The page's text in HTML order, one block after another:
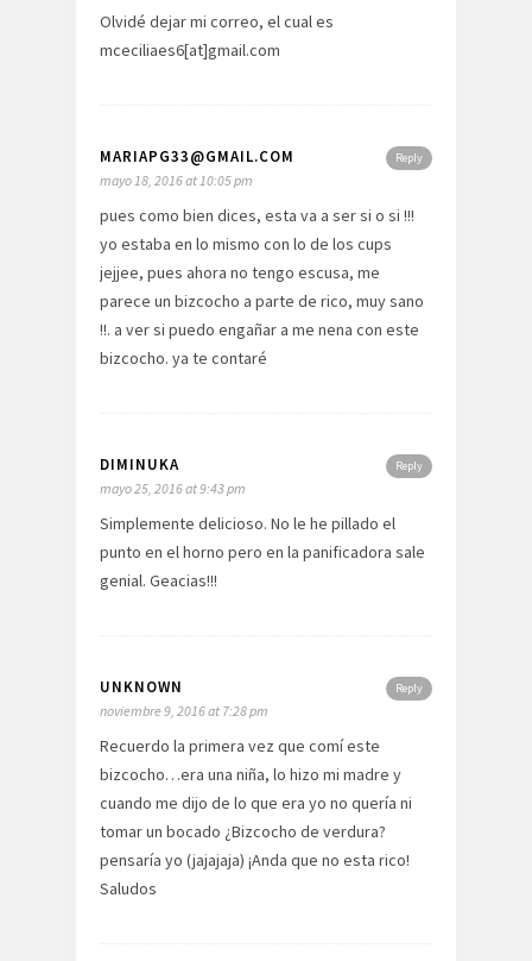
Olvidé dejar mi correo, el cual es
mceciliaes6[at]gmail.com
Reply
MARIAPG33@GMAIL.COM
mayo 18, 2016 at 10:05 pm
pues como bien dices, esta va a ser si o si !!!
yo estaba en lo mismo con lo de los cups
jejjee, pues ahora no tengo escusa, me
parece un bizcocho a parte de rico, muy sano
!!. a ver si puedo engañar a me nena con este
bizcocho. ya te contaré
Reply
DIMINUKA
mayo 25, 2016 at 9:43 pm
Simplemente delicioso. No le he pillado el
punto en el horno pero en la panificadora sale
genial. Geacias!!!
Reply
UNKNOWN
noviembre 9, 2016 at 7:28 pm
Recuerdo la primera vez que comí este
bizcocho…era una niña, lo hizo mi madre y
cuando me dijo de lo que era yo no quería ni
tomar un bocado ¿Bizcocho de verdura?
pensaría yo (jajajaja) ¡Anda que no esta rico!
Saludos